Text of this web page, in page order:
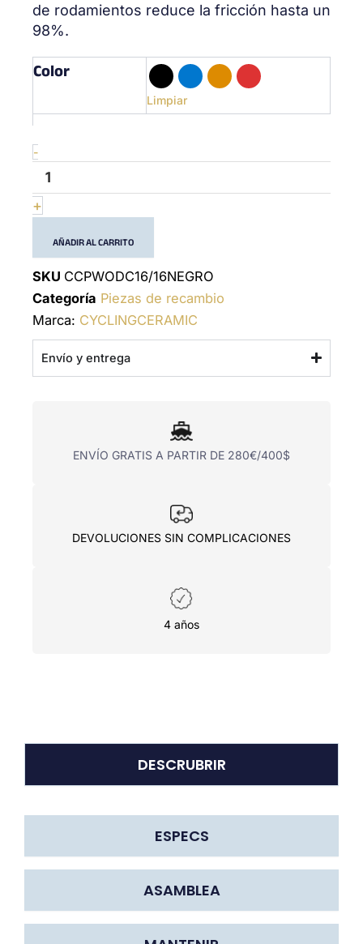
de rodamientos reduce la fricción hasta un
98%.
Color
Limpiar
-
Oversized
Pulley
16T
cantidad
+
AÑADIR AL CARRITO
SKU CCPWODC16/16NEGRO
Categoría Piezas de recambio
Marca: CYCLINGCERAMIC
Envío y entrega
ENVÍO GRATIS A PARTIR DE 280€/400$
DEVOLUCIONES SIN COMPLICACIONES
4 años
DESCRUBRIR
ESPECS
ASAMBLEA